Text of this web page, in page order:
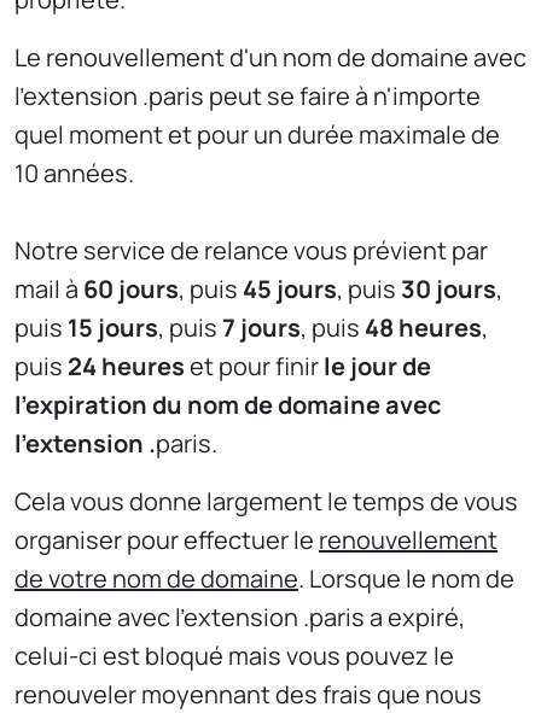
Le renouvellement d'un nom de domaine avec
l'extension .paris peut se faire à n'importe
quel moment et pour un durée maximale de
10 années.
Notre service de relance vous prévient par
mail à 60 jours, puis 45 jours, puis 30 jours,
puis 15 jours, puis7 jours, puis 48 heures,
puis 24 heureset pour finirle jour de
l'expiration du nom de domaine avec
l'extension .paris.
Cela vous donne largement le temps de vous
organiser pour effectuer le renouvellement
de votre nom de domaine. Lorsque le nom de
domaine avec l'extension .paris a expiré,
celui-ci est bloqué mais vous pouvez le
renouveler moyennant des frais que nous